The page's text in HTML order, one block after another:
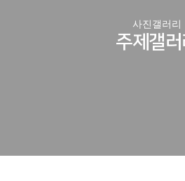
사진갤러리
주제갤러